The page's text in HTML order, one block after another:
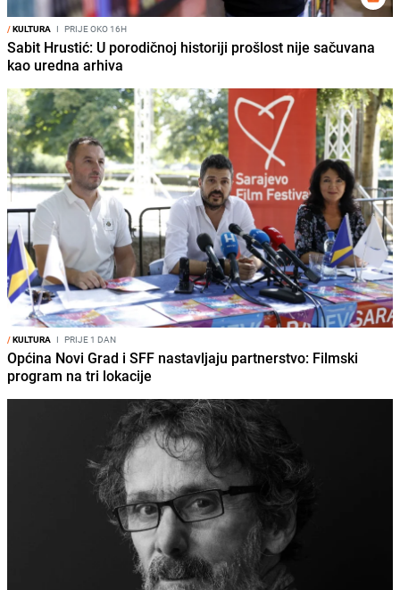
/KULTURA I PRIJE OKO 16H
Sabit Hrustić: U porodičnoj historiji prošlost nije sačuvana
kao uredna arhiva
/KULTURA I PRIJE 1 DAN
Općina Novi Grad i SFF nastavljaju partnerstvo: Filmski
program na tri lokacije